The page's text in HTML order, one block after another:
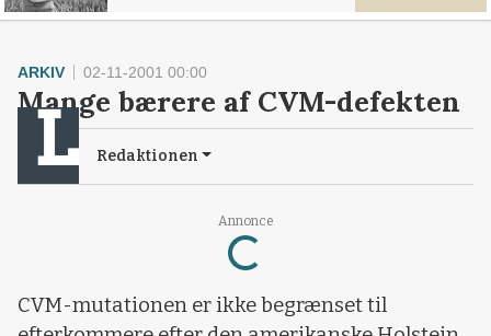
Annonce
Loading...
ARKIV 02-11-2001 00:00
Mange bærere af CVM-defekten
Redaktionen
CVM-mutationen er ikke begrænset til